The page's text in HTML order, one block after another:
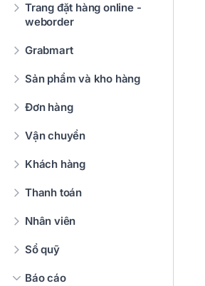
Trang đặt hàng online -
weborder
Grabmart
Sản phẩm và kho hàng
Đơn hàng
Vận chuyển
Khách hàng
Thanh toán
Nhân viên
Sổ quỹ
Báo cáo